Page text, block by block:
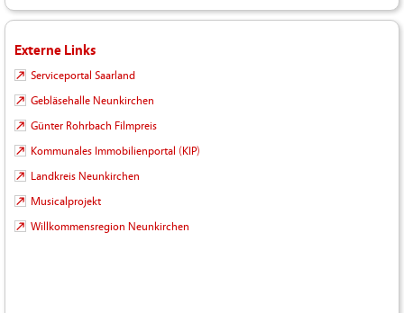
Externe Links
Serviceportal Saarland
Gebläsehalle Neunkirchen
Günter Rohrbach Filmpreis
Kommunales Immobilienportal (KIP)
Landkreis Neunkirchen
Musicalprojekt
Willkommensregion Neunkirchen